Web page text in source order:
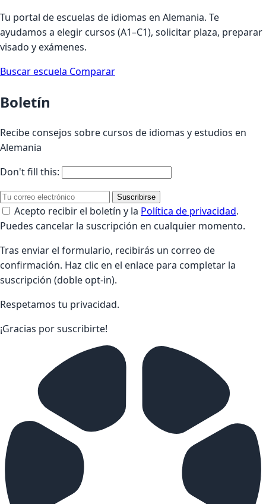
Tu portal de escuelas de idiomas en Alemania. Te
ayudamos a elegir cursos (A1–C1), solicitar plaza, preparar
visado y exámenes.
Buscar escuela Comparar
Boletín
Recibe consejos sobre cursos de idiomas y estudios en
Alemania
Don't fill this:
Suscribirse
Acepto recibir el boletín y la Política de privacidad.
Puedes cancelar la suscripción en cualquier momento.
Tras enviar el formulario, recibirás un correo de
confirmación. Haz clic en el enlace para completar la
suscripción (doble opt-in).
Respetamos tu privacidad.
¡Gracias por suscribirte!